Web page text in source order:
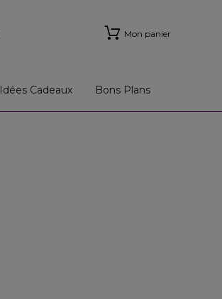
Mon panier
Idées Cadeaux Bons Plans